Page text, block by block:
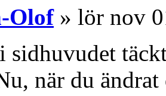
Olof» lör nov
sidhuvudet
när du